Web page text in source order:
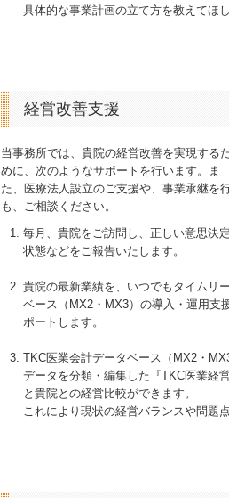
具体的な事業計画の立て方を教えてほし
経営改善支援
当事務所では、貴院の経営改善を実現する
めに、次のようなサポートを行います。ま
た、医療法人設立のご支援や、事業承継を
も、ご相談ください。
毎月、貴院をご訪問し、正しい意思決
状態などをご報告いたします。
貴院の最新業績を、いつでもタイムリ
ベース（MX2・MX3）の導入・運用支
ポートします。
TKC医業会計データベース（MX2・
データを分類・編集した『TKC医業経
と貴院との経営比較ができます。
これにより現状の経営バランスや問題